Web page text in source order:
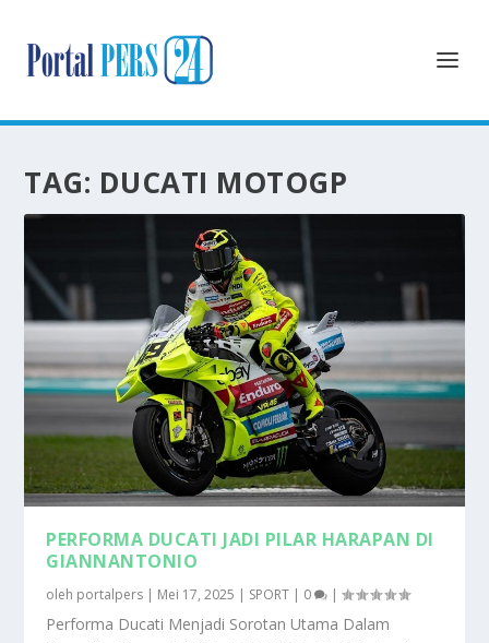
TAG: DUCATI MOTOGP
PERFORMA DUCATI JADI PILAR HARAPAN DI
GIANNANTONIO
oleh portalpers | Mei 17, 2025 | SPORT | 0 |
Performa Ducati Menjadi Sorotan Utama Dalam